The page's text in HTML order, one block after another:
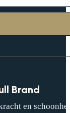
Brand
en